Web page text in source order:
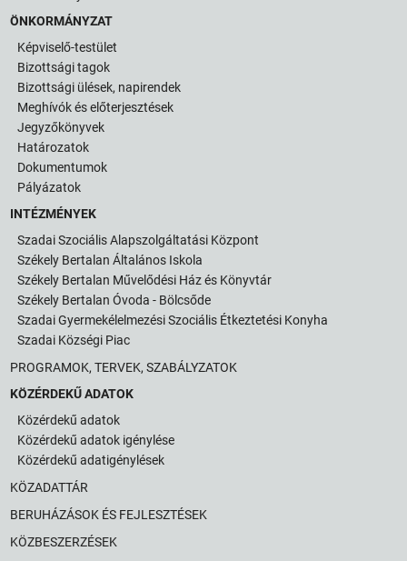
ÖNKORMÁNYZAT
Képviselő-testület
Bizottsági tagok
Bizottsági ülések, napirendek
Meghívók és előterjesztések
Jegyzőkönyvek
Határozatok
Dokumentumok
Pályázatok
INTÉZMÉNYEK
Szadai Szociális Alapszolgáltatási Központ
Székely Bertalan Általános Iskola
Székely Bertalan Művelődési Ház és Könyvtár
Székely Bertalan Óvoda - Bölcsőde
Szadai Gyermekélelmezési Szociális Étkeztetési Konyha
Szadai Községi Piac
PROGRAMOK, TERVEK, SZABÁLYZATOK
KÖZÉRDEKŰ ADATOK
Közérdekű adatok
Közérdekű adatok igénylése
Közérdekű adatigénylések
KÖZADATTÁR
BERUHÁZÁSOK ÉS FEJLESZTÉSEK
KÖZBESZERZÉSEK